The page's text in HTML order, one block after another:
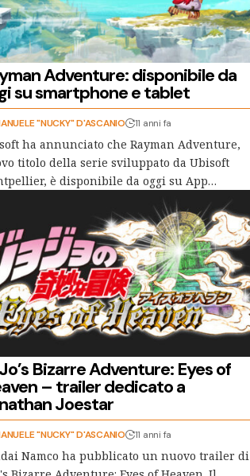
Adventure: disponibile da
su smartphone e tablet
"NUCKY" D'ASCANIO 11 anni fa
ha annunciato che Rayman Adventure,
titolo della serie sviluppato da Ubisoft
è disponibile da oggi su App…
Bizarre Adventure: Eyes of
– trailer dedicato a
Joestar
"NUCKY" D'ASCANIO 11 anni fa
Namco ha pubblicato un nuovo trailer di